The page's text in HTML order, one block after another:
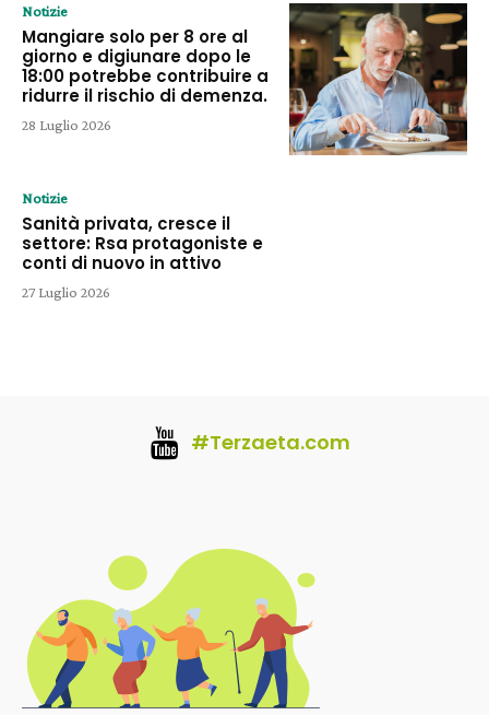
Notizie
Mangiare solo per 8 ore al
giorno e digiunare dopo le
18:00 potrebbe contribuire a
ridurre il rischio di demenza.
28 Luglio 2026
Notizie
Sanità privata, cresce il
settore: Rsa protagoniste e
conti di nuovo in attivo
27 Luglio 2026
#Terzaeta.com